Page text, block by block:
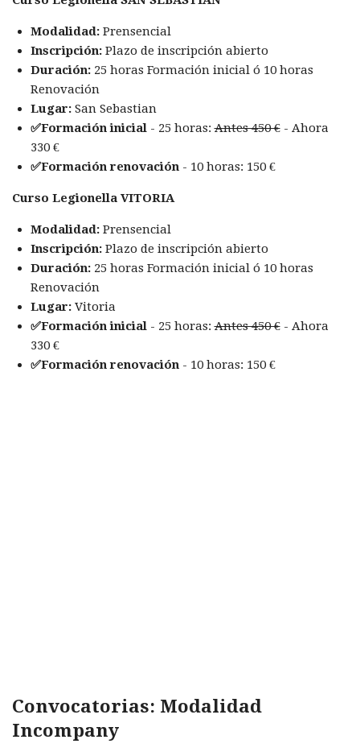
Modalidad: Prensencial
Inscripción:Plazo de inscripción abierto
Duración:25 horas Formación inicial ó 10 horas
Renovación
Lugar:San Sebastian
✅Formación inicial - 25 horas:Antes 450 €- Ahora
330 €
✅Formación renovación- 10 horas: 150 €
Curso Legionella VITORIA
Modalidad:Prensencial
Inscripción:Plazo de inscripción abierto
Duración:25 horas Formación inicial ó 10 horas
Renovación
Lugar:Vitoria
✅Formación inicial - 25 horas:Antes 450 €- Ahora
330 €
✅Formación renovación- 10 horas: 150 €
Convocatorias: Modalidad
Incompany